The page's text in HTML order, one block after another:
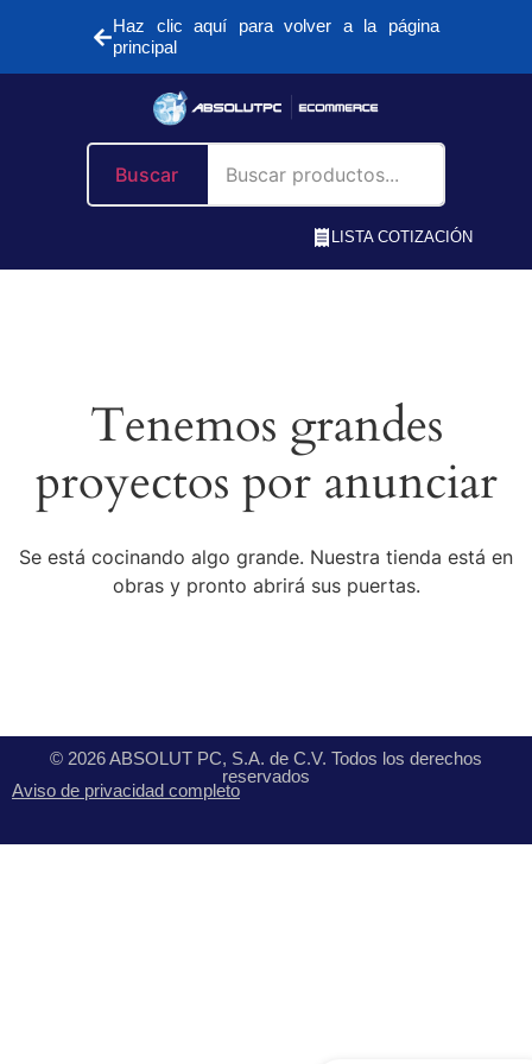
Haz clic aquí para volver a la página
principal
Buscar
LISTA COTIZACIÓN
Tenemos grandes
proyectos por anunciar
Se está cocinando algo grande. Nuestra tienda está en
obras y pronto abrirá sus puertas.
© 2026 ABSOLUT PC, S.A. de C.V. Todos los derechos
reservados
Aviso de privacidad completo